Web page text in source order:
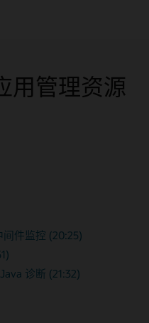
用管理资源
件监控 (20:25)
诊断 (21:32)